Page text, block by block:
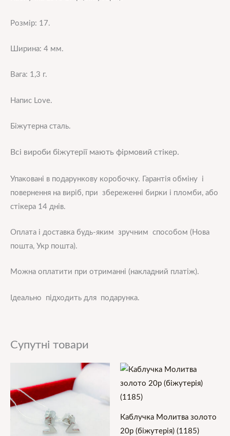
Розмір: 17.
Ширина: 4 мм.
Вага: 1,3 г.
Напис Love.
Біжутерна сталь.
Всі вироби біжутерії мають фірмовий стікер.
Упаковані в подарункову коробочку. Гарантія обміну і
повернення на виріб, при збереженні бирки і пломби, або
стікера 14 днів.
Оплата і доставка будь-яким зручним способом (Нова
пошта, Укр пошта).
Можна оплатити при отриманні (накладний платіж).
Ідеально підходить для подарунка.
Супутні товари
Каблучка Молитва золото
20р (біжутерія) (1185)